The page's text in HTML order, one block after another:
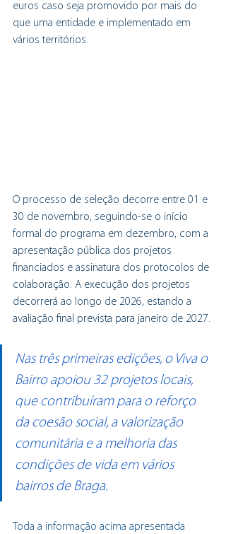
euros caso seja promovido por mais do
que uma entidade e implementado em
vários territórios.
O processo de seleção decorre entre 01 e
30 de novembro, seguindo-se o início
formal do programa em dezembro, com a
apresentação pública dos projetos
financiados e assinatura dos protocolos de
colaboração. A execução dos projetos
decorrerá ao longo de 2026, estando a
avaliação final prevista para janeiro de 2027.
Nas três primeiras edições, o Viva o
Bairro apoiou 32 projetos locais,
que contribuíram para o reforço
da coesão social, a valorização
comunitária e a melhoria das
condições de vida em vários
bairros de Braga.
Toda a informação acima apresentada